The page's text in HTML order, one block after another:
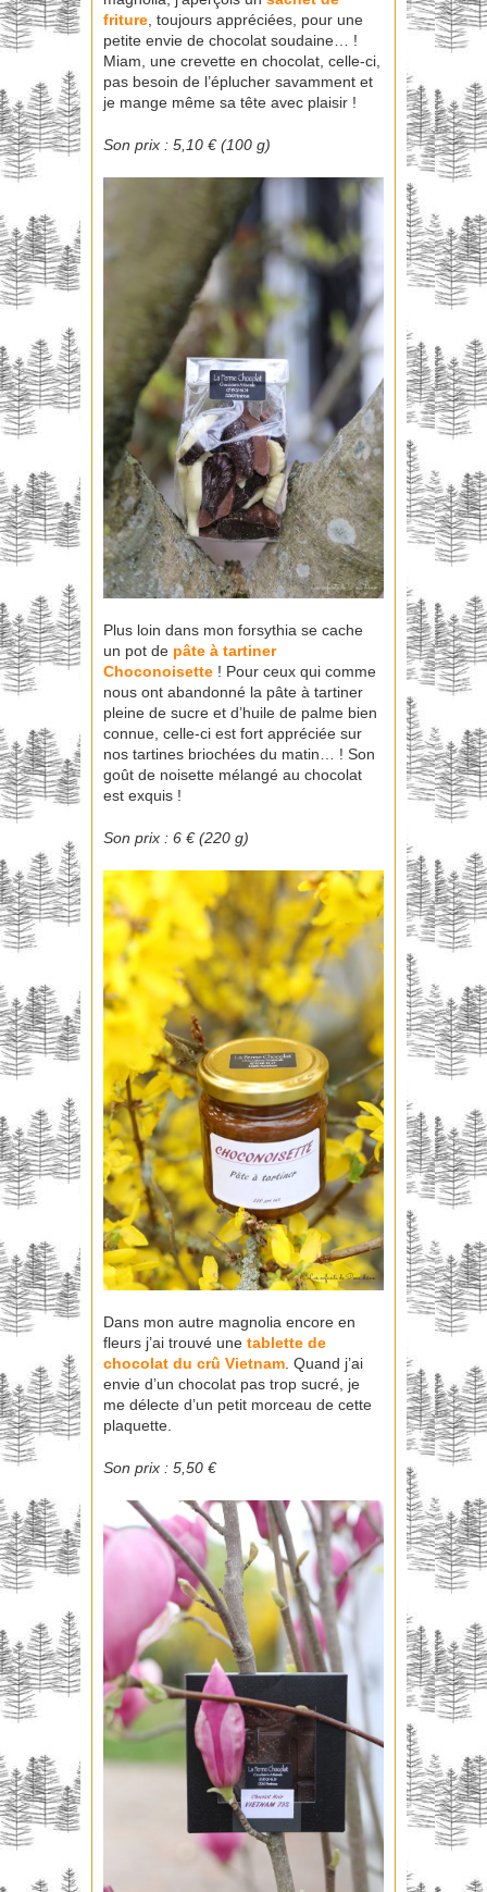
friture , toujours appréciées, pour une
petite envie de chocolat soudaine… !
Miam, une crevette en chocolat, celle-ci,
pas besoin de l’éplucher savamment et
je mange même sa tête avec plaisir !
Son prix : 5,10 € (100 g)
Plus loin dans mon forsythia se cache
un pot de pâte à tartiner
Choconoisette ! Pour ceux qui comme
nous ont abandonné la pâte à tartiner
pleine de sucre et d’huile de palme bien
connue, celle-ci est fort appréciée sur
nos tartines briochées du matin… ! Son
goût de noisette mélangé au chocolat
est exquis !
Son prix : 6 € (220 g)
Dans mon autre magnolia encore en
fleurs j’ai trouvé une tablette de
chocolat du crû Vietnam. Quand j’ai
envie d’un chocolat pas trop sucré, je
me délecte d’un petit morceau de cette
plaquette.
Son prix : 5,50 €